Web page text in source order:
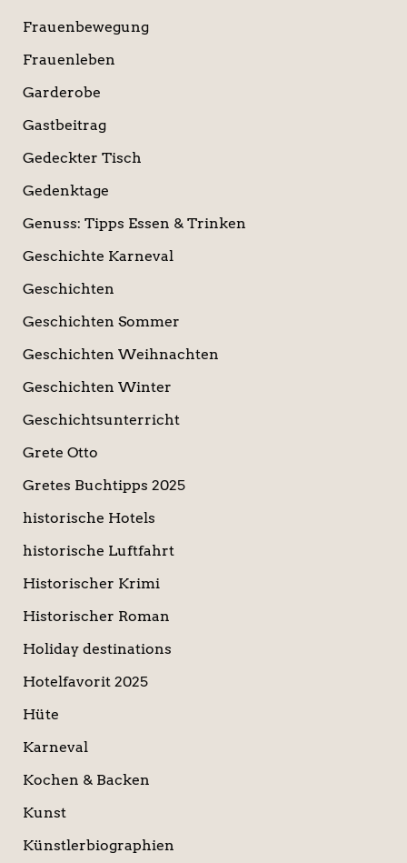
Frauenbewegung
Frauenleben
Garderobe
Gastbeitrag
Gedeckter Tisch
Gedenktage
Genuss: Tipps Essen & Trinken
Geschichte Karneval
Geschichten
Geschichten Sommer
Geschichten Weihnachten
Geschichten Winter
Geschichtsunterricht
Grete Otto
Gretes Buchtipps 2025
historische Hotels
historische Luftfahrt
Historischer Krimi
Historischer Roman
Holiday destinations
Hotelfavorit 2025
Hüte
Karneval
Kochen & Backen
Kunst
Künstlerbiographien